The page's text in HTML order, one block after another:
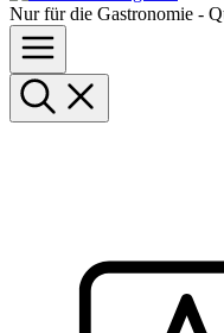
Nur für die Gastronomie -